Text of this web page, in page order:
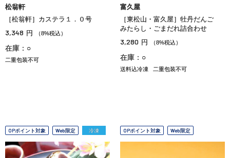
松翁軒
［松翁軒］カステラ１．０号
3,348 円 （8%税込）
在庫：○
二重包装不可
富久屋
［東松山・富久屋］牡丹だんご
みたらし・ごまだれ詰合わせ
3,280 円 （8%税込）
在庫：○
送料込冷凍 二重包装不可
OPポイント対象 Web限定 冷凍 OPポイント対象 Web限定